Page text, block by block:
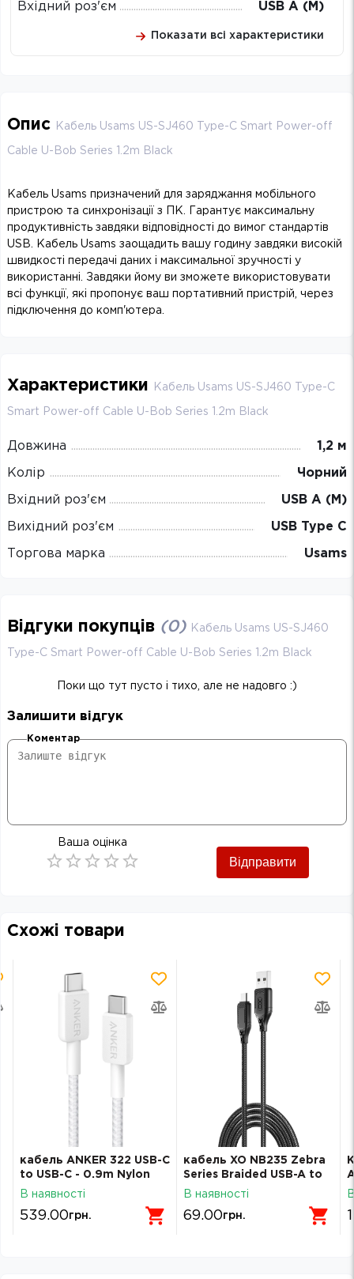
Вхідний роз'єм USB A (M)
Показати всі характеристики
Опис Кабель Usams US-SJ460 Type-C Smart Power-off
Cable U-Bob Series 1.2m Black
Кабель Usams призначений для заряджання мобільного
пристрою та синхронізації з ПК. Гарантує максимальну
продуктивність завдяки відповідності до вимог стандартів
USB. Кабель Usams заощадить вашу годину завдяки високій
швидкості передачі даних і максимальної зручності у
використанні. Завдяки йому ви зможете використовувати
всі функції, які пропонує ваш портативний пристрій, через
підключення до комп'ютера.
Характеристики Кабель Usams US-SJ460 Type-C
Smart Power-off Cable U-Bob Series 1.2m Black
Довжина 1,2 м
Колір Чорний
Вхідний роз'єм USB A (M)
Вихідний роз'єм USB Type C
Торгова марка Usams
Відгуки покупців (0) Кабель Usams US-SJ460
Type-C Smart Power-off Cable U-Bob Series 1.2m Black
Поки що тут пусто і тихо, але не надовго :)
Залишити відгук
Коментар
Ваша оцінка
Відправити
Схожі товари
кабель ANKER 322 USB-C
to USB-C - 0.9m Nylon
(Білий)
В наявності
539.00грн.
кабель XO NB235 Zebra
Series Braided USB-A to
Micro - 1m (Чорний)
В наявності
69.00грн.